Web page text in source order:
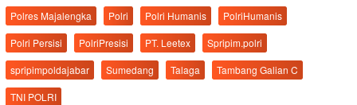
Polres Majalengka
Polri Polri Humanis
PolriHumanis
Polri Persisi
PolriPresisi PT. Leetex
Spripim.polri
spripimpoldajabar
Sumedang Talaga
Tambang Galian C
TNI POLRI